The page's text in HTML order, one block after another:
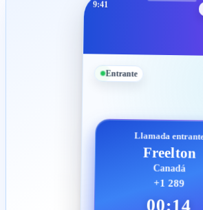
9:41
Entrante
Llamada entrante
Freelton
Canadá
+1 289
00:14